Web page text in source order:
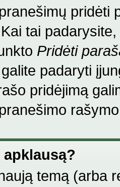
pridėti
tai
Pridėti
padaryti
pridėjimą
temą (arba